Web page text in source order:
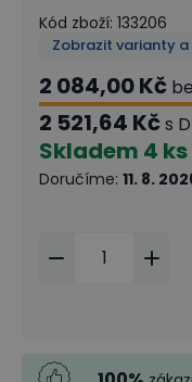
Kód zboží: 133206
Zobrazit varianty
2 084,00 Kč
2 521,64 Kčs
Skladem 4 ks
Doručíme: 11. 8.